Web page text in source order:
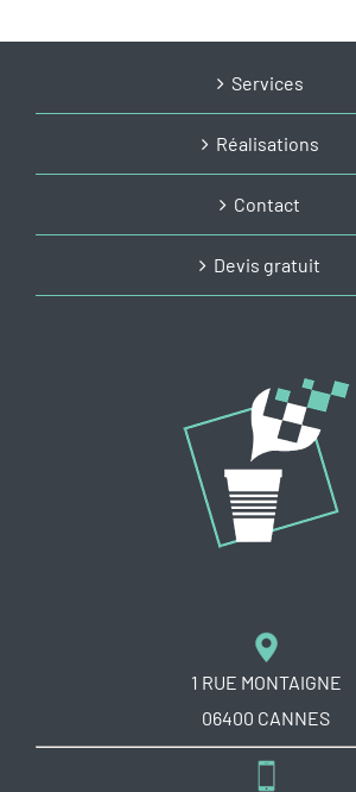
Services
Réalisations
Contact
Devis gratuit
1 RUE MONTAIGNE
06400 CANNES